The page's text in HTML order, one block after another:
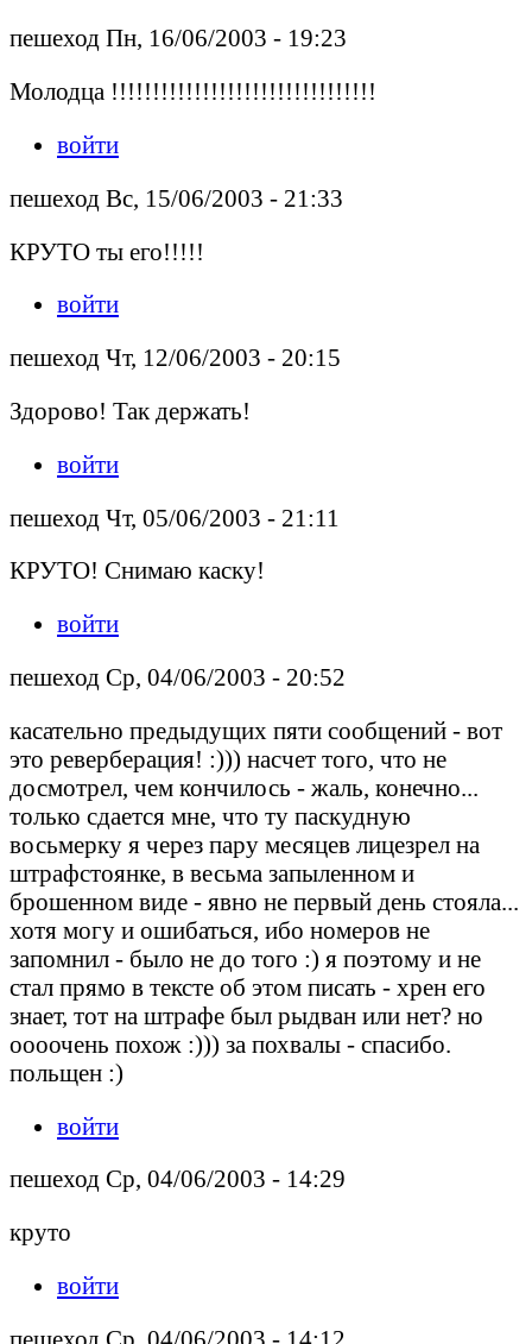
пешеход Пн, 16/06/2003 - 19:23
Молодца !!!!!!!!!!!!!!!!!!!!!!!!!!!!!!!!
войти
пешеход Вс, 15/06/2003 - 21:33
КРУТО ты его!!!!!
войти
пешеход Чт, 12/06/2003 - 20:15
Здорово! Так держать!
войти
пешеход Чт, 05/06/2003 - 21:11
КРУТО! Снимаю каску!
войти
пешеход Ср, 04/06/2003 - 20:52
касательно предыдущих пяти сообщений - вот
это реверберация! :))) насчет того, что не
досмотрел, чем кончилось - жаль, конечно...
только сдается мне, что ту паскудную
восьмерку я через пару месяцев лицезрел на
штрафстоянке, в весьма запыленном и
брошенном виде - явно не первый день стояла...
хотя могу и ошибаться, ибо номеров не
запомнил - было не до того :) я поэтому и не
стал прямо в тексте об этом писать - хрен его
знает, тот на штрафе был рыдван или нет? но
оооочень похож :))) за похвалы - спасибо.
польщен :)
войти
пешеход Ср, 04/06/2003 - 14:29
круто
войти
пешеход Ср, 04/06/2003 - 14:12